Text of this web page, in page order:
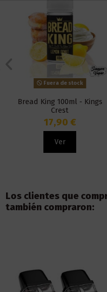
Fuera de stock
Bread King 100ml - Kings
Crest
17,90 €
Ver
Los clientes que
también compraron: